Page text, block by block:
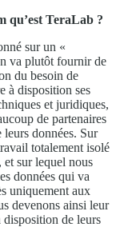
qu’est TeraLab ?
sur un «
va plutôt fournir de
du besoin de
à disposition ses
et juridiques,
de partenaires
données. Sur
totalement isolé
et sur lequel nous
données qui va
uniquement aux
devenons ainsi leur
disposition de leurs